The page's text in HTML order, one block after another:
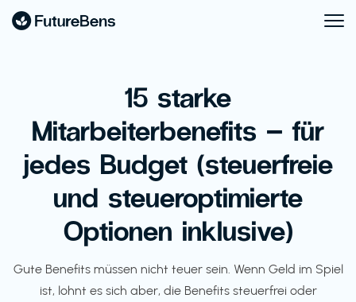
15 starke
Mitarbeiterbenefits – für
jedes Budget (steuerfreie
und steueroptimierte
Optionen inklusive)
‍Gute Benefits müssen nicht teuer sein. Wenn Geld im Spiel
ist, lohnt es sich aber, die Benefits steuerfrei oder